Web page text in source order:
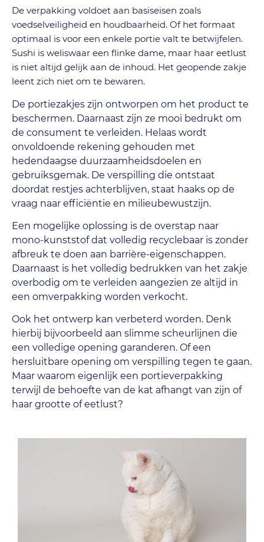
De verpakking voldoet aan basiseisen zoals
voedselveiligheid en houdbaarheid. Of het formaat
optimaal is voor een enkele portie valt te betwijfelen.
Sushi is weliswaar een flinke dame, maar haar eetlust
is niet altijd gelijk aan de inhoud. Het geopende zakje
leent zich niet om te bewaren.
De portiezakjes zijn ontworpen om het product te
beschermen. Daarnaast zijn ze mooi bedrukt om
de consument te verleiden. Helaas wordt
onvoldoende rekening gehouden met
hedendaagse duurzaamheidsdoelen en
gebruiksgemak. De verspilling die ontstaat
doordat restjes achterblijven, staat haaks op de
vraag naar efficiëntie en milieubewustzijn.
Een mogelijke oplossing is de overstap naar
mono-kunststof dat volledig recyclebaar is zonder
afbreuk te doen aan barrière-eigenschappen.
Daarnaast is het volledig bedrukken van het zakje
overbodig om te verleiden aangezien ze altijd in
een omverpakking worden verkocht.
Ook het ontwerp kan verbeterd worden. Denk
hierbij bijvoorbeeld aan slimme scheurlijnen die
een volledige opening garanderen. Of een
hersluitbare opening om verspilling tegen te gaan.
Maar waarom eigenlijk een portieverpakking
terwijl de behoefte van de kat afhangt van zijn of
haar grootte of eetlust?